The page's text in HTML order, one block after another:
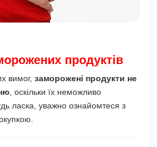
продуктів
вимог, заморожені продукти не
, оскільки їх неможливо
ласка, уважно ознайомтеся з